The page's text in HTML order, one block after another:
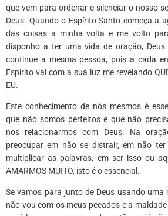
que vem para ordenar e silenciar o nosso
Deus. Quando o Espírito Santo começa a
das coisas a minha volta e me volto
disponho a ter uma vida de oração,
continue a mesma pessoa, pois a cada
Espírito vai com a sua luz me revelando
EU.
Este conhecimento de nós mesmos é
que não somos perfeitos e que não
nos relacionarmos com Deus. Na
preocupar em não se distrair, em não
multiplicar as palavras, em ser isso ou
AMARMOS MUITO, isto é o essencial.
Se vamos para junto de Deus usando uma
não vou com os meus pecados e a